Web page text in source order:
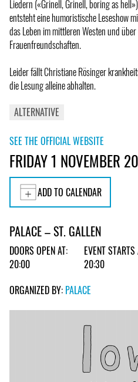
Liedern («Grinell, Grinell, boring as
entsteht eine humoristische Leseshow
das Leben im mittleren Westen und
Frauenfreundschaften.
Leider fällt Christiane Rösinger
die Lesung alleine abhalten.
ALTERNATIVE
SEE THE OFFICIAL WEBSITE
FRIDAY 1 NOVEMBER
ADD TO CALENDAR
PALACE – ST. GALLEN
DOORS OPEN AT:
20:00
EVENT STARTS
20:30
ORGANIZED BY: PALACE